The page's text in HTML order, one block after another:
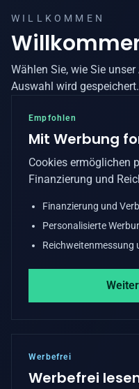
WILLKOMMEN
Wählen Sie, wie Sie
Auswahl wird gespeichert.
Empfohlen
Mit Werbung
Cookies ermöglichen
Finanzierung und
Finanzierung und
Personalisierte
Reichweitenmessung
Werbefrei
Werbefrei